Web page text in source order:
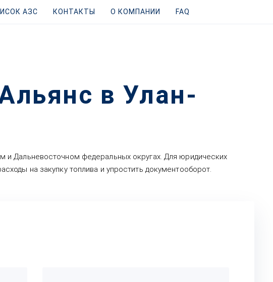
АЗС КОНТАКТЫ О КОМПАНИИ FAQ
в Улан-
и Дальневосточном федеральных округах. Для юридических
на закупку топлива и упростить документооборот.